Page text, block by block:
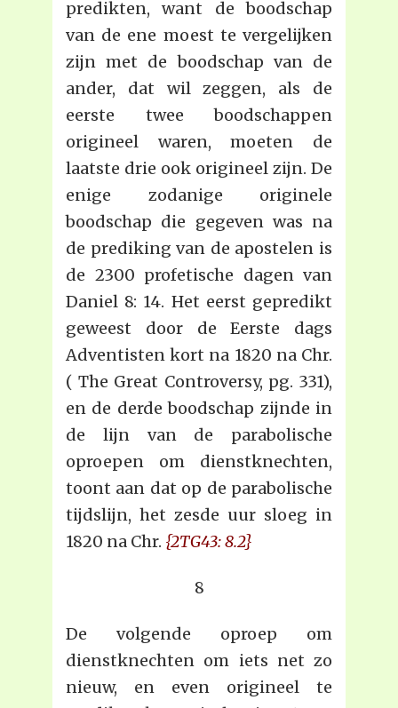
predikten, want de boodschap
van de ene moest te vergelijken
zijn met de boodschap van de
ander, dat wil zeggen, als de
eerste twee boodschappen
origineel waren, moeten de
laatste drie ook origineel zijn. De
enige zodanige originele
boodschap die gegeven was na
de prediking van de apostelen is
de 2300 profetische dagen van
Daniel 8: 14. Het eerst gepredikt
geweest door de Eerste dags
Adventisten kort na 1820 na Chr.
( The Great Controversy, pg. 331),
en de derde boodschap zijnde in
de lijn van de parabolische
oproepen om dienstknechten,
toont aan dat op de parabolische
tijdslijn, het zesde uur sloeg in
1820 na Chr. {2TG43: 8.2}
8
De volgende oproep om
dienstknechten om iets net zo
nieuw, en even origineel te